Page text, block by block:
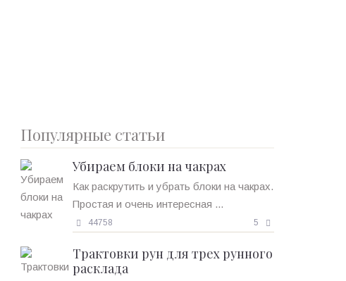
Популярные статьи
Убираем блоки на чакрах
Как раскрутить и убрать блоки на чакрах.
Простая и очень интересная ...
44758 5
Трактовки рун для трех рунного
расклада